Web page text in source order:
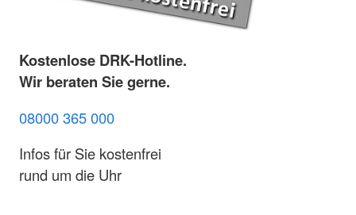
Kostenlose DRK-Hotline.
Wir beraten Sie gerne.
08000 365 000
Infos für Sie kostenfrei
rund um die Uhr